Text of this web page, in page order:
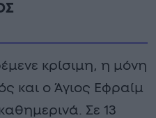
κρίσιμη, η μόνη
και ο Άγιος Εφραίμ
Σε 13